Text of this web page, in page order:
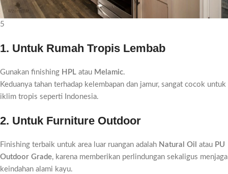
5
1. Untuk Rumah Tropis Lembab
Gunakan finishing HPL atau Melamic.
Keduanya tahan terhadap kelembapan dan jamur, sangat cocok untuk
iklim tropis seperti Indonesia.
2. Untuk Furniture Outdoor
Finishing terbaik untuk area luar ruangan adalah Natural Oil atau PU
Outdoor Grade, karena memberikan perlindungan sekaligus menjaga
keindahan alami kayu.